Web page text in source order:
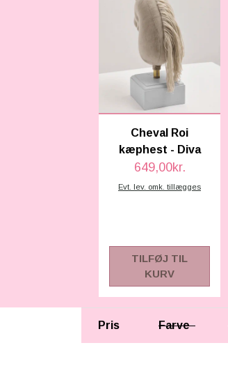
Cheval Roi
kæphest - Diva
649,00kr.
Evt. lev. omk. tillægges
TILFØJ TIL
KURV
Pris Farve